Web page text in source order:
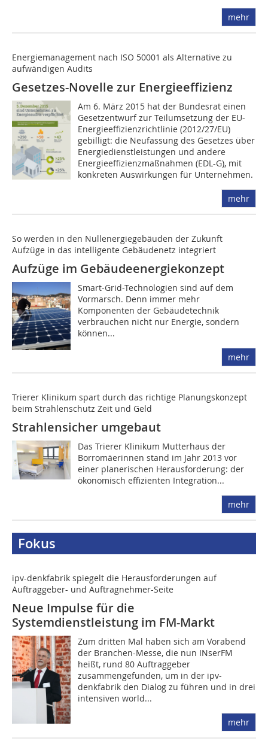
mehr
Energiemanagement nach ISO 50001 als Alternative zu
aufwändigen Audits
Gesetzes-Novelle zur Energieeffizienz
Am 6. März 2015 hat der Bundesrat einen
Gesetzentwurf zur Teilumsetzung der EU-
Energieeffizienzrichtlinie (2012/27/EU)
gebilligt: die Neufassung des Gesetzes über
Energiedienstleistungen und andere
Energieeffizienzmaßnahmen (EDL-G), mit
konkreten Auswirkungen für Unternehmen.
mehr
So werden in den Nullenergiegebäuden der Zukunft
Aufzüge in das intelligente Gebäudenetz integriert
Aufzüge im Gebäudeenergiekonzept
Smart-Grid-Technologien sind auf dem
Vormarsch. Denn immer mehr
Komponenten der Gebäudetechnik
verbrauchen nicht nur Energie, sondern
können...
mehr
Trierer Klinikum spart durch das richtige Planungskonzept
beim Strahlenschutz Zeit und Geld
Strahlensicher umgebaut
Das Trierer Klinikum Mutterhaus der
Borromäerinnen stand im Jahr 2013 vor
einer planerischen Herausforderung: der
ökonomisch effizienten Integration...
mehr
Fokus
ipv-denkfabrik spiegelt die Herausforderungen auf
Auftraggeber- und Auftragnehmer-Seite
Neue Impulse für die
Systemdienstleistung im FM-Markt
Zum dritten Mal haben sich am Vorabend
der Branchen-Messe, die nun INserFM
heißt, rund 80 Auftraggeber
zusammengefunden, um in der ipv-
denkfabrik den Dialog zu führen und in drei
intensiven world...
mehr